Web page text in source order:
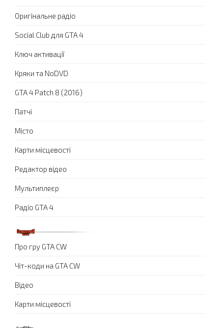
Оригінальне радіо
Social Club для GTA 4
Ключ активації
Кряки та NoDVD
GTA 4 Patch 8 (2016)
Патчі
Місто
Карти місцевості
Редактор відео
Мультиплеєр
Радіо GTA 4
Про гру GTA CW
Чіт-коди на GTA CW
Відео
Карти місцевості